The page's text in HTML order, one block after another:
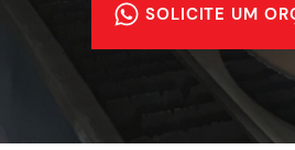
SOLICITE UM